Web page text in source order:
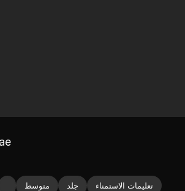
متوسط جلد
تعليمات الاستمناء